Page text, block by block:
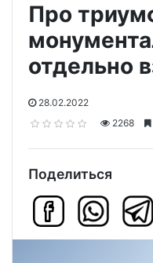
Про
отдельно
28.02.2022
2268
Поделиться